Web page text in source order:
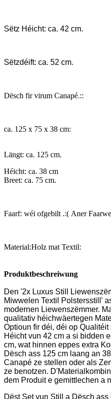
Sëtz Héicht: ca. 42 cm.
Sëtzdéift: ca. 52 cm.
Dësch fir virum Canapé.::
ca. 125 x 75 x 38 cm:
Längt: ca. 125 cm.
Héicht: ca. 38 cm
Breet: ca. 75 cm.
Faarf: wéi ofgebilt .:( Aner
Material:Holz mat Textil:
Produktbeschreiwung
Den '2x Luxus Still
Miwwelen Textil Polstersstill'
modernen Liewenszëmmer.
qualitativ héichwäertegen
Optioun fir déi, déi op
Héicht vun 42 cm a si bidden
cm, wat hinnen eppes extra
Dësch ass 125 cm laang an
Canapé ze stellen oder als
ze benotzen.
dem Produit e gemittlechen a
Dëst Set vun Still a Dësch